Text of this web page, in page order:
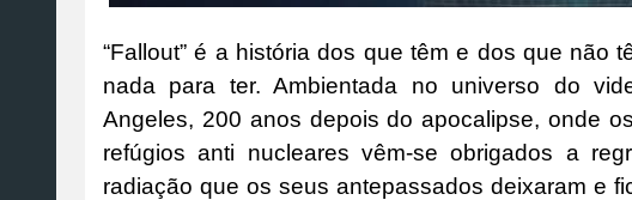
“Fallout” é a história dos que têm e dos que não
nada para ter. Ambientada no universo do
Angeles, 200 anos depois do apocalipse, onde
refúgios anti nucleares vêm-se obrigados a
radiação que os seus antepassados deixaram e